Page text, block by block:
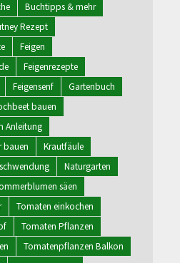
Buchtipps & mehr
Rezept
Feigen
Feigenrezepte
Feigensenf
Gartenbuch
bauen
Anleitung
bauen
Krautfäule
Naturgarten
säen
Tomaten einkochen
Tomaten Pflanzen
Tomatenpflanzen Balkon